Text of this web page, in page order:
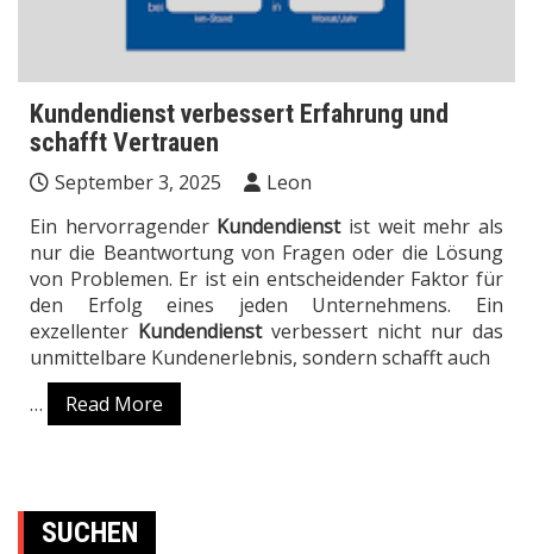
Kundendienst verbessert Erfahrung und
schafft Vertrauen
September 3, 2025
Leon
Ein hervorragender Kundendienstist weit mehr als
nur die Beantwortung von Fragen oder die Lösung
von Problemen. Er ist ein entscheidender Faktor für
den Erfolg eines jeden Unternehmens. Ein
exzellenter Kundendienstverbessert nicht nur das
unmittelbare Kundenerlebnis, sondern schafft auch
…
Read More
SUCHEN